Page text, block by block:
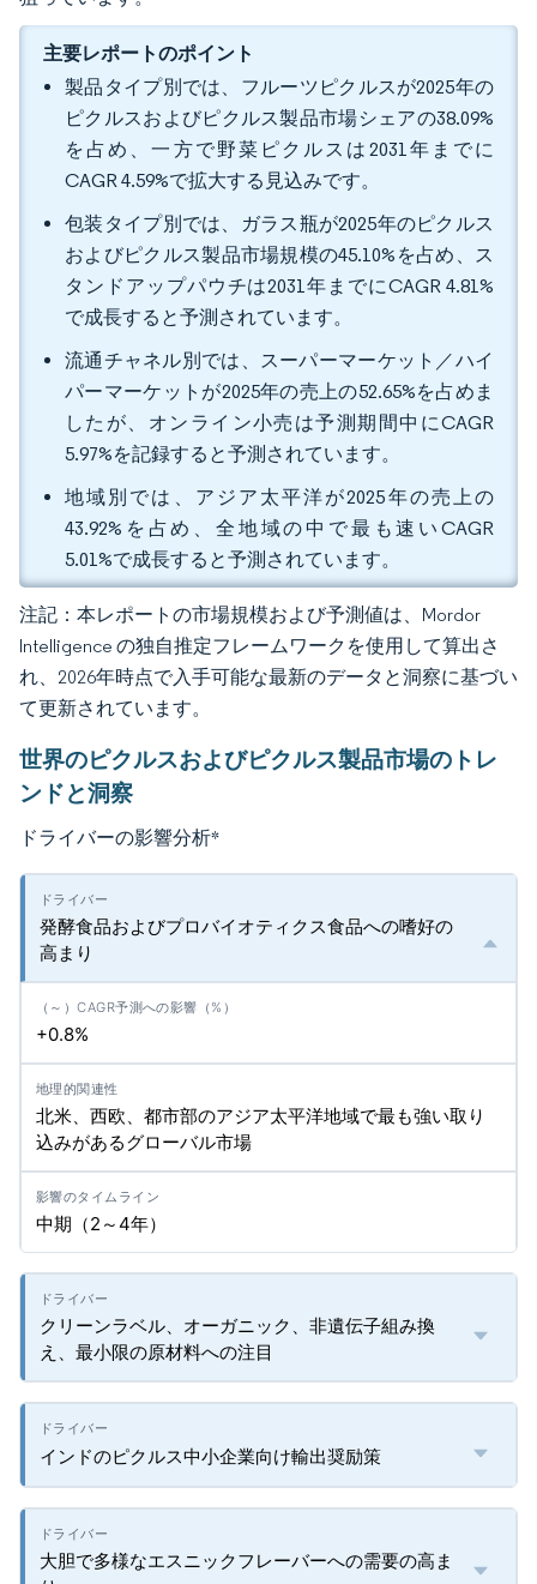
主要レポートのポイント
製品タイプ別では、フルーツピクルスが2025年の
ピクルスおよびピクルス製品市場シェアの38.09%
を占め、一方で野菜ピクルスは2031年までに
CAGR 4.59%で拡大する見込みです。
包装タイプ別では、ガラス瓶が2025年のピクルス
およびピクルス製品市場規模の45.10%を占め、ス
タンドアップパウチは2031年までにCAGR 4.81%
で成長すると予測されています。
流通チャネル別では、スーパーマーケット／ハイ
パーマーケットが2025年の売上の52.65%を占めま
したが、オンライン小売は予測期間中にCAGR
5.97%を記録すると予測されています。
地域別では、アジア太平洋が2025年の売上の
43.92%を占め、全地域の中で最も速いCAGR
5.01%で成長すると予測されています。
注記：本レポートの市場規模および予測値は、Mordor
Intelligence の独自推定フレームワークを使用して算出さ
れ、2026年時点で入手可能な最新のデータと洞察に基づい
て更新されています。
世界のピクルスおよびピクルス製品市場のトレ
ンドと洞察
ドライバーの影響分析*
発酵食品およびプロバイオティクス食品への嗜好の
高まり
+0.8%
北米、西欧、都市部のアジア太平洋地域で最も強い取り
込みがあるグローバル市場
中期（2～4年）
クリーンラベル、オーガニック、非遺伝子組み換
え、最小限の原材料への注目
インドのピクルス中小企業向け輸出奨励策
大胆で多様なエスニックフレーバーへの需要の高ま